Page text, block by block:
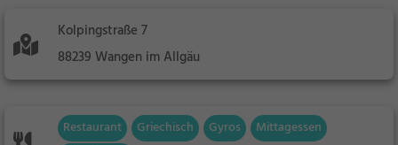
Kolpingstraße 7
88239 Wangen im Allgäu
Restaurant Griechisch Gyros
Mittagessen